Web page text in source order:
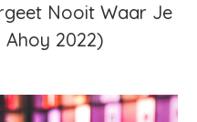
Nooit Waar Je
2022)